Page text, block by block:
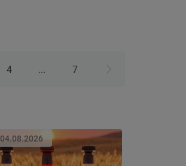
4 ... 7
04.08.2026